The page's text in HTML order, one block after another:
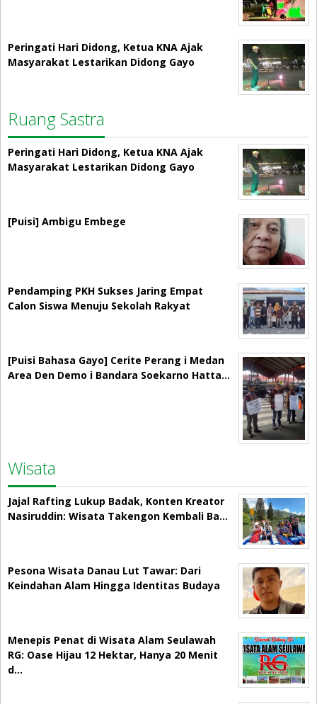
Peringati Hari Didong, Ketua KNA Ajak
Masyarakat Lestarikan Didong Gayo
Ruang Sastra
Peringati Hari Didong, Ketua KNA Ajak
Masyarakat Lestarikan Didong Gayo
[Puisi] Ambigu Embege
Pendamping PKH Sukses Jaring Empat
Calon Siswa Menuju Sekolah Rakyat
[Puisi Bahasa Gayo] Cerite Perang i Medan
Area Den Demo i Bandara Soekarno Hatta…
Wisata
Jajal Rafting Lukup Badak, Konten Kreator
Nasiruddin: Wisata Takengon Kembali Ba…
Pesona Wisata Danau Lut Tawar: Dari
Keindahan Alam Hingga Identitas Budaya
Menepis Penat di Wisata Alam Seulawah
RG: Oase Hijau 12 Hektar, Hanya 20 Menit
d…